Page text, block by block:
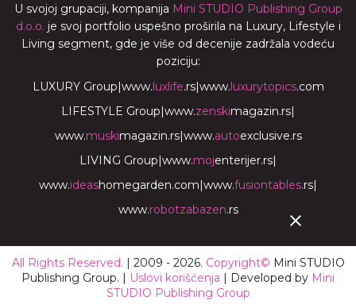
U svojoj grupaciji, kompanija Mini STUDIO Publishing Group
d.o.o. je svoj portfolio uspešno proširila na Luxury, Lifestyle i
Living segment, gde je više od decenije zadržala vodeću
poziciju:
LUXURY Group|www.luxlife.rs|www.luxurytopics.com
LIFESTYLE Group|www.zenskimagazin.rs|
www.muskimagazin.rs|www.autoexclusive.rs
LIVING Group|www.mojenterijer.rs|
www.ideashomegarden.com|www.fusiontables.rs|
www.robotzabazen.rs
All Rights Reserved. | 2009 - 2026. Copyright© Mini STUDIO
Publishing Group. | Uslovi korišćenja | Developed by Mini
STUDIO Publishing Group